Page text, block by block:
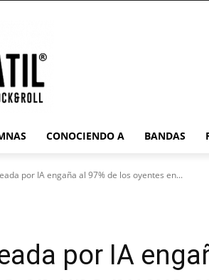
CONOCIENDO A BANDAS
por IA engaña al 97% de los oyentes en...
por IA